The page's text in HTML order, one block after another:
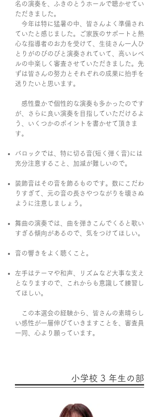
名の演奏を、ふきのとうホールで聴かせてい
ただきました。
今年は特に猛暑の中、皆さんよく準備され
ていたと感じました。ご家族のサポートと熱
心な指導者のお力を受けて、生徒さん一人ひ
とりがのびのびと演奏されていて、高いレベ
ルの中楽しく審査させていただきました。先
ずは皆さんの努力とそれぞれの成果に拍手を
送りたいと思います。
感性豊かで個性的な演奏も多かったのです
が、さらに良い演奏を目指していただけるよ
う、いくつかのポイントを書かせて頂きま
す。
バロックでは、特に切る音(短く弾く音)には
充分注意すること、加減が難しいので。
装飾音はその音を飾るものです。数にこだわ
りすぎて、元の音の長さやつながりを壊さぬ
ように注意しましょう。
舞曲の演奏では、曲を弾きこんでくると歌い
すぎる傾向があるので、気をつけてほしい。
音の響きをよく聴くこと。
左手はテーマや和声、リズムなど大事な支え
となりますので、これからも意識して練習し
てほしい。
この本選会の経験から、皆さんの素晴らし
い感性が一層伸びていきますことを、審査員
一同、心より願っています。
小学校 3 年生の部